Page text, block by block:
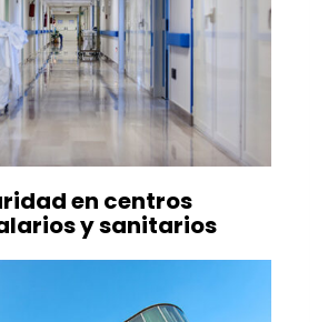
en centros
y sanitarios